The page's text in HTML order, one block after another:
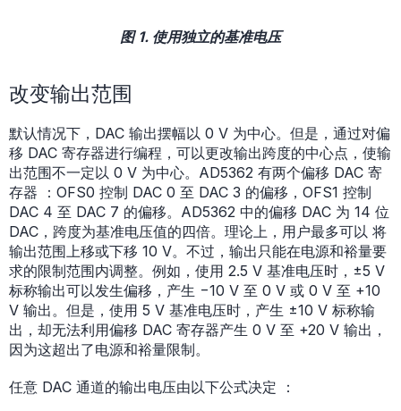
图 1. 使用独立的基准电压
改变输出范围
默认情况下，DAC 输出摆幅以 0 V 为中心。但是，通过对偏
移 DAC 寄存器进行编程，可以更改输出跨度的中心点，使输
出范围不一定以 0 V 为中心。AD5362 有两个偏移 DAC 寄
存器 ：OFS0 控制 DAC 0 至 DAC 3 的偏移，OFS1 控制
DAC 4 至 DAC 7 的偏移。AD5362 中的偏移 DAC 为 14 位
DAC，跨度为基准电压值的四倍。理论上，用户最多可以 将
输出范围上移或下移 10 V。不过，输出只能在电源和裕量要
求的限制范围内调整。例如，使用 2.5 V 基准电压时，±5 V
标称输出可以发生偏移，产生 −10 V 至 0 V 或 0 V 至 +10
V 输出。但是，使用 5 V 基准电压时，产生 ±10 V 标称输
出，却无法利用偏移 DAC 寄存器产生 0 V 至 +20 V 输出，
因为这超出了电源和裕量限制。
任意 DAC 通道的输出电压由以下公式决定 ：